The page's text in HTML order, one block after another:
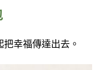
幸福傳達出去。